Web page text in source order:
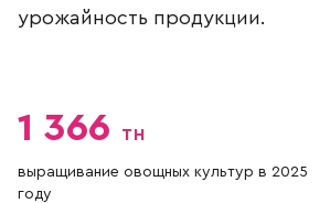
урожайность продукции.
1 366 тн
выращивание овощных культур в 2025
году